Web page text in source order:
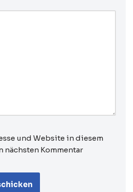
und Website in diesem
nächsten Kommentar